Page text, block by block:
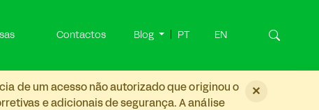
Contactos Blog PT EN
de um acesso não autorizado que originou o
e adicionais de segurança. A análise
×